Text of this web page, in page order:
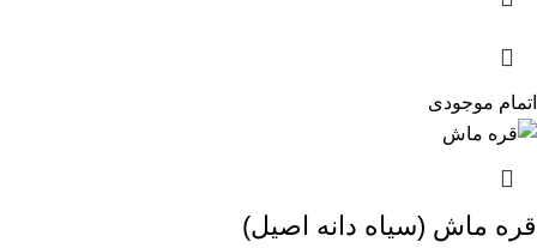
اتمام موجودی
قره ماش (سیاه دانه اصیل)